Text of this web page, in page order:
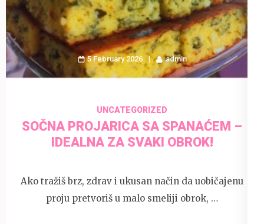
5 February 2026 admin
UNCATEGORIZED
SOČNA PROJARICA SA SPANAĆEM –
IDEALNA ZA SVAKI OBROK!
Ako tražiš brz, zdrav i ukusan način da uobičajenu
proju pretvoriš u malo smeliji obrok, …